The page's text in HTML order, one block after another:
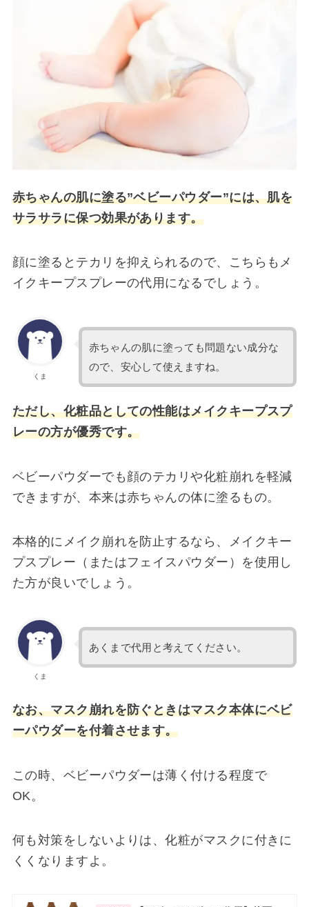
赤ちゃんの肌に塗る”ベビーパウダー”には、肌を
サラサラに保つ効果があります。
顔に塗るとテカリを抑えられるので、こちらもメ
イクキープスプレーの代用になるでしょう。
くま
赤ちゃんの肌に塗っても問題ない成分な
ので、安心して使えますね。
ただし、化粧品としての性能はメイクキープスプ
レーの方が優秀です。
ベビーパウダーでも顔のテカリや化粧崩れを軽減
できますが、本来は赤ちゃんの体に塗るもの。
本格的にメイク崩れを防止するなら、メイクキー
プスプレー（またはフェイスパウダー）を使用し
た方が良いでしょう。
くま
あくまで代用と考えてください。
なお、マスク崩れを防ぐときはマスク本体にベビ
ーパウダーを付着させます。
この時、ベビーパウダーは薄く付ける程度で
OK。
何も対策をしないよりは、化粧がマスクに付きに
くくなりますよ。